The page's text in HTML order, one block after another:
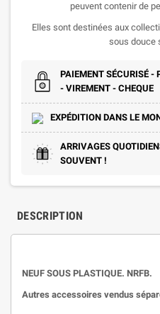
peuvent contenir de
Elles sont destinées aux
sous douce
PAIEMENT SÉCURISÉ -
- VIREMENT - CHEQUE
EXPÉDITION DANS LE
ARRIVAGES
SOUVENT !
DESCRIPTION
NEUF SOUS PLASTIQUE. NRFB.
Autres accessoires vendus